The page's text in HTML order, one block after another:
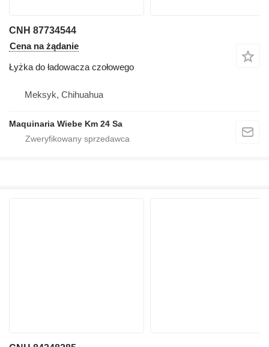
CNH 87734544
Cena na żądanie
Łyżka do ładowacza czołowego
Meksyk, Chihuahua
Maquinaria Wiebe Km 24 Sa